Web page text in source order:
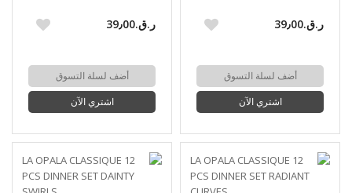
ر.ق.‏39٫00
أضف لسلة التسوق
اشتري الآن
ر.ق.‏39٫00
أضف لسلة التسوق
اشتري الآن